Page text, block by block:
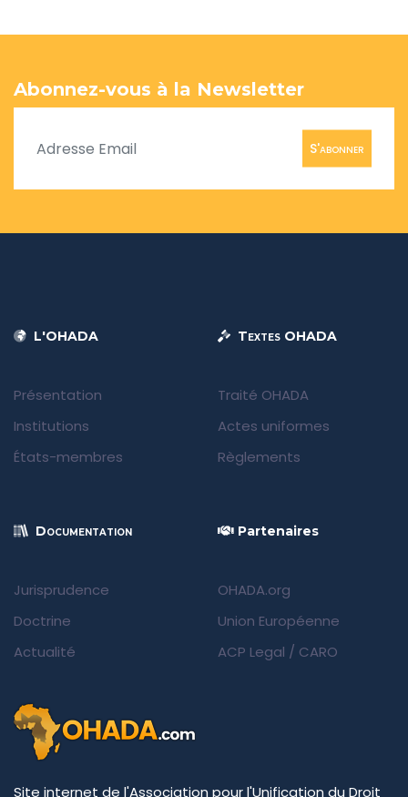
Abonnez-vous à la Newsletter
S'abonner
L'OHADA
Présentation
Institutions
États-membres
Textes OHADA
Traité OHADA
Actes uniformes
Règlements
Documentation
Jurisprudence
Doctrine
Actualité
Partenaires
OHADA.org
Union Européenne
ACP Legal / CARO
Site internet de l'Association pour l'Unification du Droit